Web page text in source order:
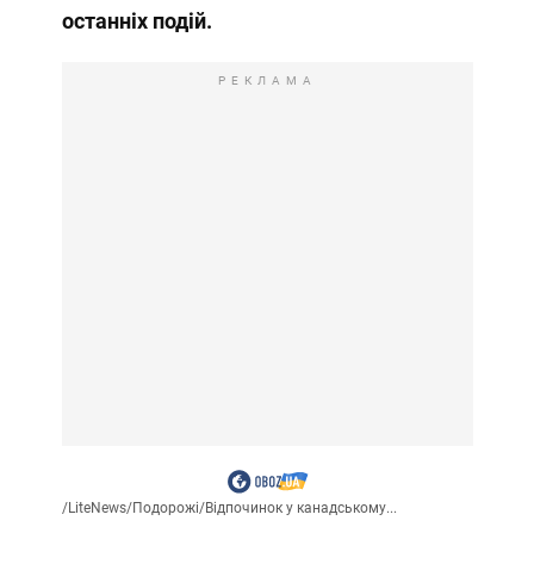
останніх подій.
РЕКЛАМА
/LiteNews/Подорожі/Відпочинок у канадському...